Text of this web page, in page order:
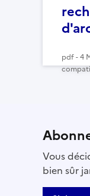
pdf - 4
Vous
bien sûr